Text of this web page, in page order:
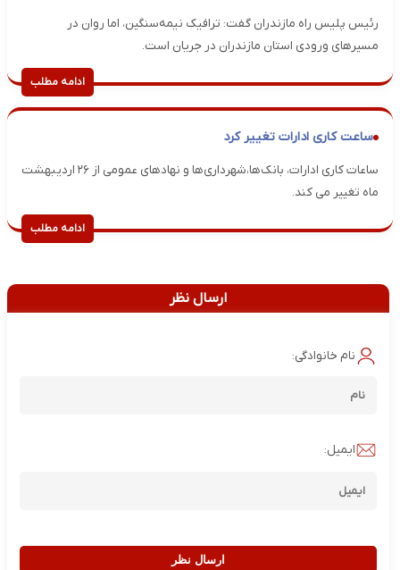
رئیس پلیس راه مازندران گفت: ترافیک نیمه‌سنگین، اما روان در
مسیرهای ورودی استان مازندران در جریان است.
ادامه مطلب
ساعت کاری ادارات تغییر کرد
ساعات کاری ادارات، بانک‌ها،شهرداری‌ها و نهادهای عمومی از ۲۶ اردیبهشت
ماه تغییر می کند.
ادامه مطلب
ارسال نظر
نام خانوادگی:
ایمیل:
ارسال نظر